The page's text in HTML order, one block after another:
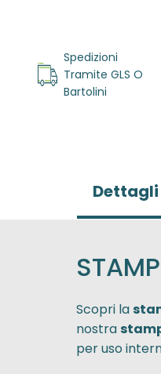
all'inizio
della
galleria di
Spedizioni
Tramite GLS O
Bartolini
Dettagli
Scopri la
nostra
per uso